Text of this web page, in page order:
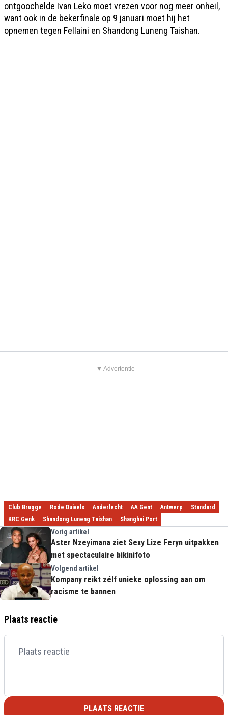
ontgoochelde Ivan Leko moet vrezen voor nog meer onheil,
want ook in de bekerfinale op 9 januari moet hij het
opnemen tegen Fellaini en Shandong Luneng Taishan.
▼ Advertentie
Club Brugge Rode Duivels Anderlecht AA Gent Antwerp
Standard
KRC Genk
Shandong Luneng Taishan Shanghai Port
Vorig artikel
Aster Nzeyimana ziet Sexy Lize Feryn uitpakken
met spectaculaire bikinifoto
Volgend artikel
Kompany reikt zélf unieke oplossing aan om
racisme te bannen
Plaats reactie
PLAATS REACTIE